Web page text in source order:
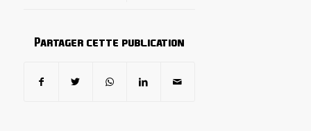
Partager cette publication